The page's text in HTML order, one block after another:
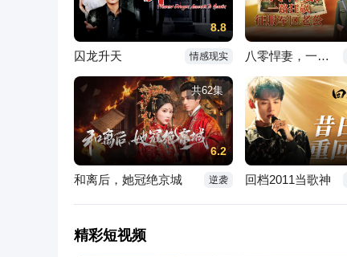
8.8
囚龙升天 情感现实 八零悍妻，一路狂飙征服军区老公
共62集
6.2
和离后，她冠绝京城 逆袭 回档2011当歌神
精彩短视频